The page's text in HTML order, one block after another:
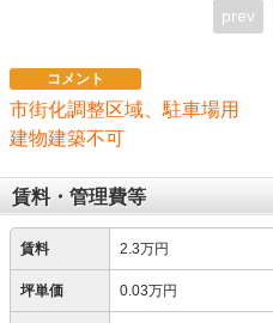
prev
コメント
市街化調整区域、駐車場用
建物建築不可
賃料・管理費等
賃料 2.3万円
坪単価 0.03万円